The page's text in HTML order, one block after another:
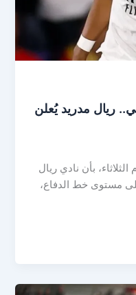
ريال مدريد يُعلن
بأن نادي ريال
مستوى خط الدفاع،